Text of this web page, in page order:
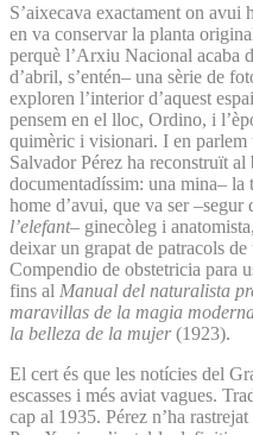
S’aixecava exactament on
en va conservar la planta
perquè l’Arxiu Nacional acaba
d’abril, s’entén– una sèrie de
exploren l’interior d’aquest
pensem en el lloc, Ordino, i
quimèric i visionari. I en parlem
Salvador Pérez ha reconstruït al
documentadíssim: una mina–
home d’avui, que va ser –segur
l’elefant– ginecòleg i
deixar un grapat de patracols
Compendio de obstetricia para
fins al Manual del naturalista
maravillas de la magia
la belleza de la mujer(1923).
El cert és que les notícies del
escasses i més aviat vagues.
cap al 1935. Pérez n’ha